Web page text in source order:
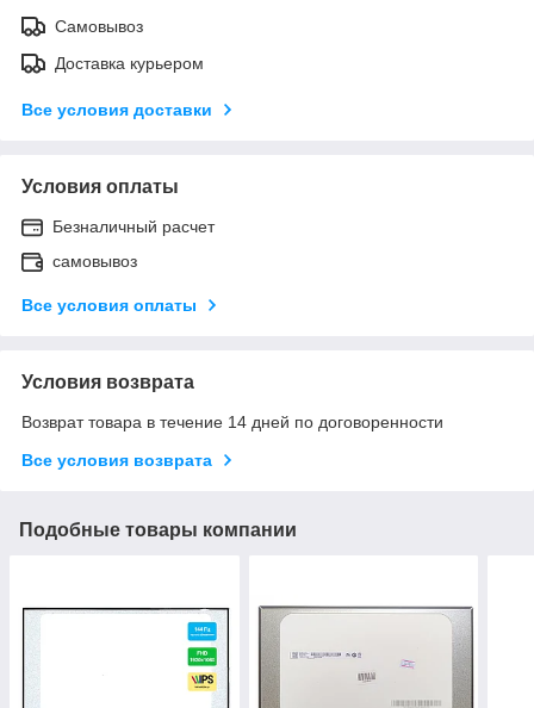
Самовывоз
Доставка курьером
Все условия доставки
Условия оплаты
Безналичный расчет
самовывоз
Все условия оплаты
Условия возврата
Возврат товара в течение 14 дней по договоренности
Все условия возврата
Подобные товары компании